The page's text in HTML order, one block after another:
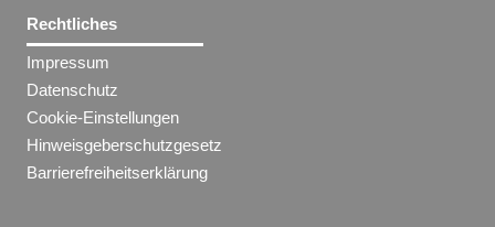
Rechtliches
Impressum
Datenschutz
Cookie-Einstellungen
Hinweisgeberschutzgesetz
Barrierefreiheitserklärung